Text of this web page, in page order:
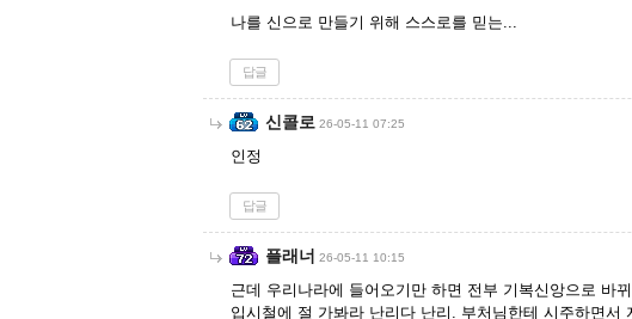
나를 신으로 만들기 위해 스스로를 믿는...
답글
신콜로 26-05-11 07:25
인정
답글
플래너 26-05-11 10:15
근데 우리나라에 들어오기만 하면 전부 기복신앙으로 바
입시철에 절 가봐라 난리다 난리. 부처님한테 시주하면서